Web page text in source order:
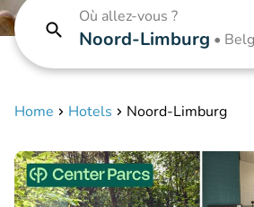
Où allez-vous ?
Noord-Limburg •
Home Hotels Noord-Limburg